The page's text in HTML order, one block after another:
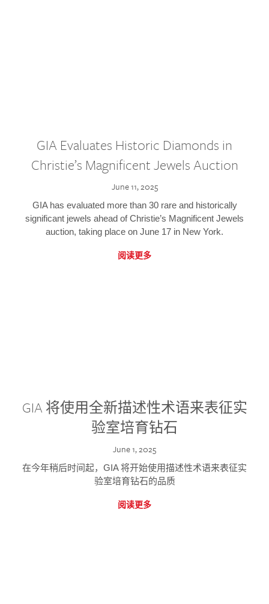
GIA Evaluates Historic Diamonds in
Christie’s Magnificent Jewels Auction
June 11, 2025
GIA has evaluated more than 30 rare and historically
significant jewels ahead of Christie’s Magnificent Jewels
auction, taking place on June 17 in New York.
阅读更多
GIA 将使用全新描述性术语来表征实
验室培育钻石
June 1, 2025
在今年稍后时间起，GIA 将开始使用描述性术语来表征实
验室培育钻石的品质
阅读更多